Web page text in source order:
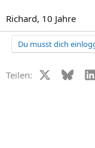
Richard, 10 Jahre
Du musst dich
Teilen: X (Twitter)